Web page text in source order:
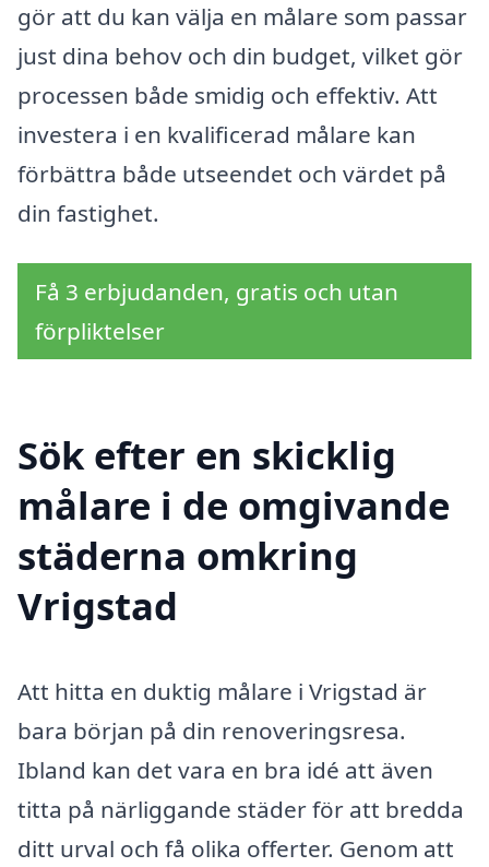
gör att du kan välja en målare som passar
just dina behov och din budget, vilket gör
processen både smidig och effektiv. Att
investera i en kvalificerad målare kan
förbättra både utseendet och värdet på
din fastighet.
Få 3 erbjudanden, gratis och utan
förpliktelser
Sök efter en skicklig
målare i de omgivande
städerna omkring
Vrigstad
Att hitta en duktig målare i Vrigstad är
bara början på din renoveringsresa.
Ibland kan det vara en bra idé att även
titta på närliggande städer för att bredda
ditt urval och få olika offerter. Genom att